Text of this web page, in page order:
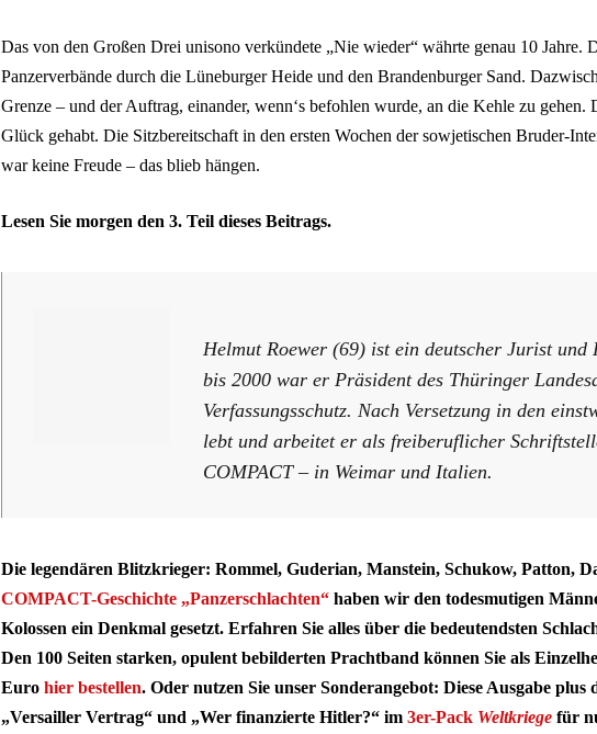
Das von den Großen Drei unisono verkündete „Nie wieder“ währte genau 10 Jahre.
Panzerverbände durch die Lüneburger Heide und den Brandenburger Sand.
Grenze – und der Auftrag, einander, wenn‘s befohlen wurde, an die Kehle zu gehen.
Glück gehabt. Die Sitzbereitschaft in den ersten Wochen der sowjetischen Bruder-
war keine Freude – das blieb hängen.
Lesen Sie morgen den 3. Teil dieses Beitrags.
Helmut Roewer (69) ist ein deutscher Jurist und
bis 2000 war er Präsident des Thüringer
Verfassungsschutz. Nach Versetzung in den
lebt und arbeitet er als freiberuflicher
COMPACT – in Weimar und Italien.
Die legendären Blitzkrieger: Rommel, Guderian, Manstein, Schukow, Patton,
COMPACT-Geschichte „Panzerschlachten“ haben wir den todesmutigen
Kolossen ein Denkmal gesetzt. Erfahren Sie alles über die bedeutendsten
Den 100 Seiten starken, opulent bebilderten Prachtband können Sie als
Euro hier bestellen. Oder nutzen Sie unser Sonderangebot: Diese Ausgabe plus
„Versailler Vertrag“ und „Wer finanzierte Hitler?“ im 3er-Pack Weltkriege für